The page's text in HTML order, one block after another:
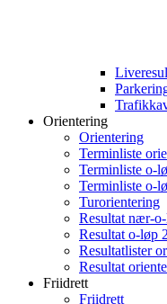
Orientering
Orientering
Terminliste
Terminliste o-
Terminliste o-
Turorientering
Resultat nær-
Resultat o-løp
Resultatlister
Resultat
Friidrett
Friidrett